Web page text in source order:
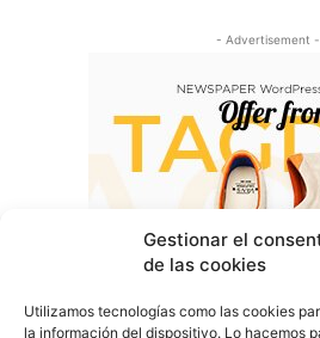
Gestionar el
de las cookies
Utilizamos tecnologías como las cookies
la información del dispositivo. Lo hacemos
- Advertisement -